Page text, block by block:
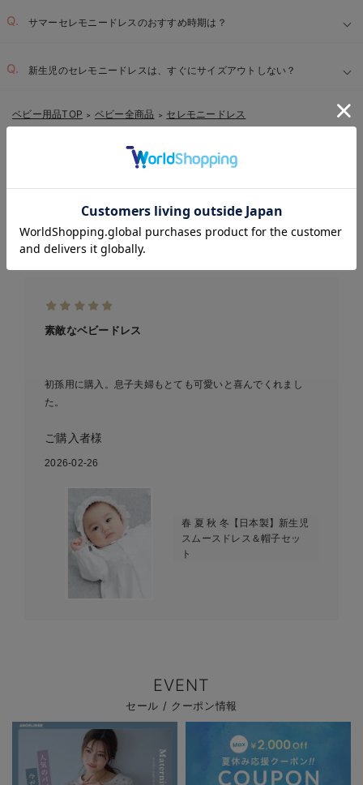
サマーセレモニードレスのおすすめ時期は？
新生児のセレモニードレスは、すぐにサイズアウトしない？
お気に入り商品を確認する
ベビー用品TOP ＞ ベビー全商品 ＞ セレモニードレス
セレモニードレス (ピンク)
レビュー 4.77 150件
素敵なベビードレス
初孫用に購入。息子夫婦もとても可愛いと喜んでくれまし
た。
ご購入者様
2026-02-26
春 夏 秋 冬【日本製】新生児
スムースドレス＆帽子セッ
ト
EVENT
セール / クーポン情報